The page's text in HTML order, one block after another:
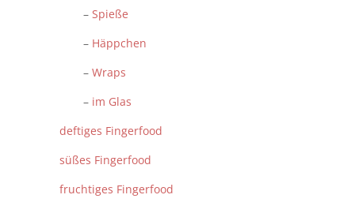
– Spieße
– Häppchen
– Wraps
– im Glas
deftiges Fingerfood
süßes Fingerfood
fruchtiges Fingerfood